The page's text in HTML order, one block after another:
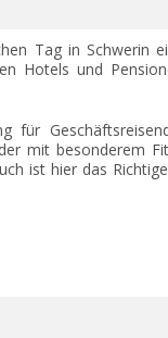
Tag in Schwerin
Hotels und
für
mit besonderem
ist hier das